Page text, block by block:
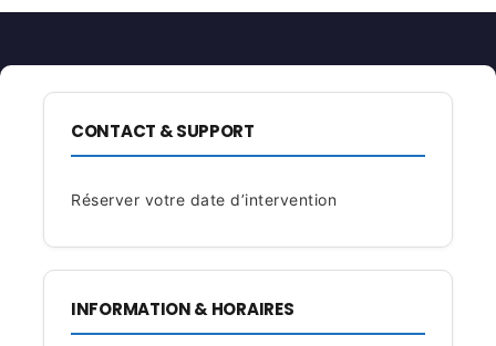
CONTACT & SUPPORT
Réserver votre date d’intervention
INFORMATION & HORAIRES